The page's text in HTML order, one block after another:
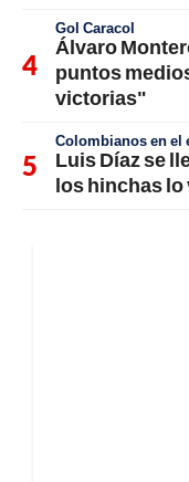
Gol Caracol
Álvaro
puntos
victorias"
Colombianos en el
Luis Díaz se
los hinchas lo